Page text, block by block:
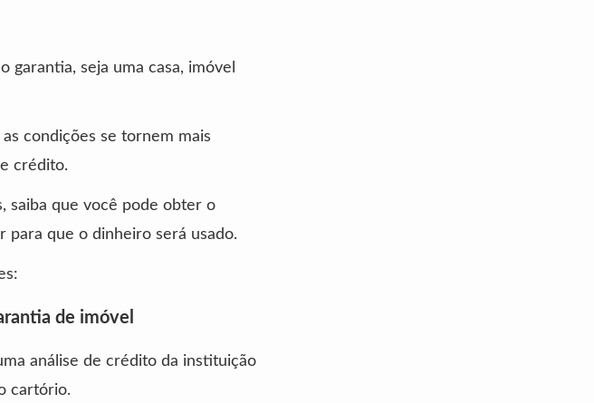
garantia, seja uma casa, imóvel
condições se tornem mais
crédito.
saiba que você pode obter o
para que o dinheiro será usado.
de imóvel
análise de crédito da instituição
cartório.